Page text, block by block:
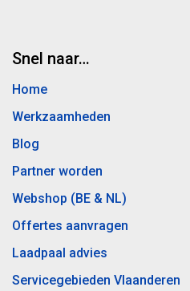
Snel naar…
Home
Werkzaamheden
Blog
Partner worden
Webshop (BE & NL)
Offertes aanvragen
Laadpaal advies
Servicegebieden Vlaanderen